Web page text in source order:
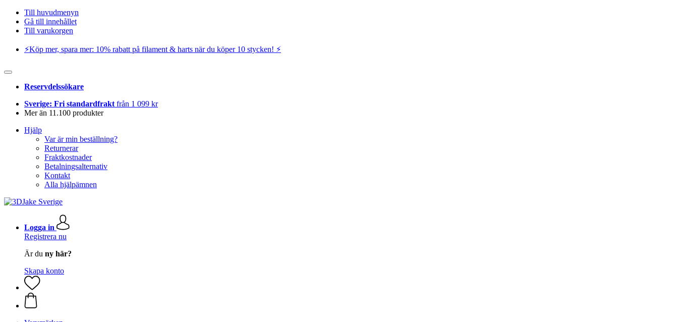
Till huvudmenyn
Gå till innehållet
Till varukorgen
⚡️Köp mer, spara mer: 10% rabatt på filament & harts när du köper 10 stycken! ⚡️
Reservdelssökare
Sverige: Fri standardfrakt från 1 099 kr
Mer än 11.100 produkter
Hjälp
Var är min beställning?
Returnerar
Fraktkostnader
Betalningsalternativ
Kontakt
Alla hjälpämnen
Logga in
Registrera nu
Är du ny här?
Skapa konto